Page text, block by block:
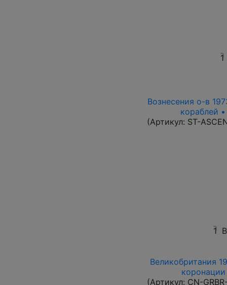
1
Вознесения о-в
кораблей
(Артикул: ST-
1
Великобритания
(Артикул: CN-